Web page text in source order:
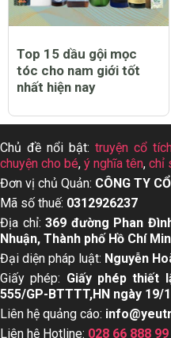
Top 15 dầu gội mọc
tóc cho nam giới tốt
nhất hiện nay
Chủ đề nổi bật:truyện cổ
chuyện cho bé, ý nghĩa tên, chỉ
Đơn vị chủ Quản: CÔNG TY
Mã số thuế: 0312926237
Địa chỉ:369 đường Phan
Nhuận, Thành phố Hồ Chí
Đại diện pháp luật: Nguyễn
Giấy phép: Giấy phép thiết
555/GP-BTTTT,HN ngày 19/
Liên hệ quảng cáo:
Liên hệ Hotline: 028 66 888 99